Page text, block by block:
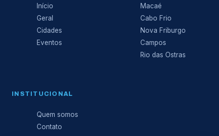
Início
Geral
Cidades
Eventos
Macaé
Cabo Frio
Nova Friburgo
Campos
Rio das Ostras
INSTITUCIONAL
Quem somos
Contato